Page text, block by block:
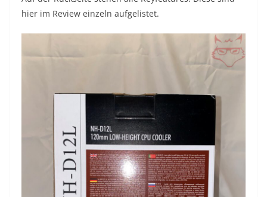
hier im Review einzeln aufgelistet.